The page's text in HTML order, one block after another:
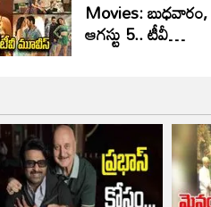
Movies: బుధవారం,
ఆగ‌స్టు 5.. టీవీ
సినిమాలు